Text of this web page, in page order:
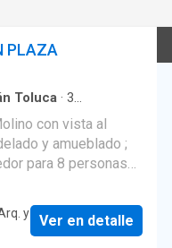
PLAZA
Toluca · 3
·Circuito
·Cuarto de Limpieza
·Gas natural·
con vista al
y amueblado ;
y 2 colchones
y
Ver en detalle